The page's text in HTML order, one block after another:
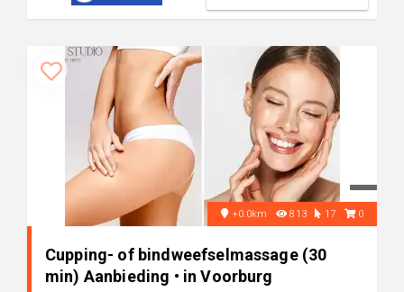
+0.0km 813 17 0
Cupping- of bindweefselmassage (30
min) Aanbieding • in Voorburg